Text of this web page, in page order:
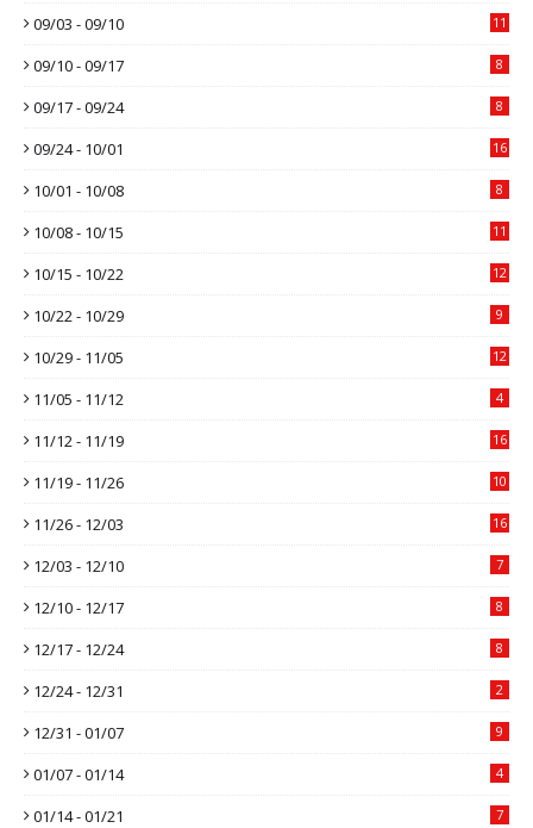
09/03 - 09/10 11
09/10 - 09/17 8
09/17 - 09/24 8
09/24 - 10/01 16
10/01 - 10/08 8
10/08 - 10/15 11
10/15 - 10/22 12
10/22 - 10/29 9
10/29 - 11/05 12
11/05 - 11/12 4
11/12 - 11/19 16
11/19 - 11/26 10
11/26 - 12/03 16
12/03 - 12/10 7
12/10 - 12/17 8
12/17 - 12/24 8
12/24 - 12/31 2
12/31 - 01/07 9
01/07 - 01/14 4
01/14 - 01/21 7